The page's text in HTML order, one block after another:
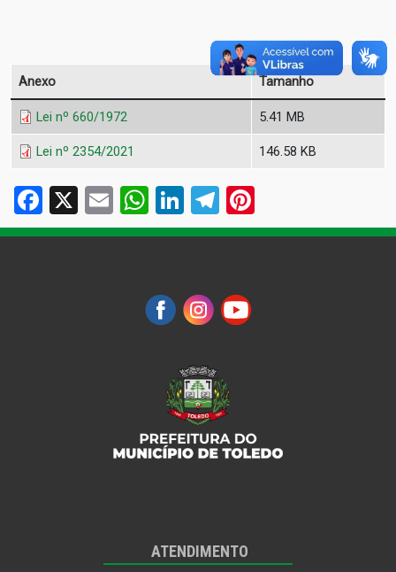
Anexo Tamanho
​Lei nº 660/1972 5.41 MB
Lei nº 2354/2021 146.58 KB
Facebook
X EmailWhatsApp
LinkedIn
Telegram
ATENDIMENTO